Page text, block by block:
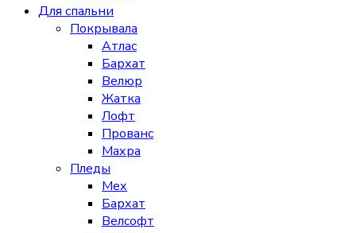
Для спальни
Покрывала
Атлас
Бархат
Велюр
Жатка
Лофт
Прованс
Махра
Пледы
Мех
Бархат
Велсофт